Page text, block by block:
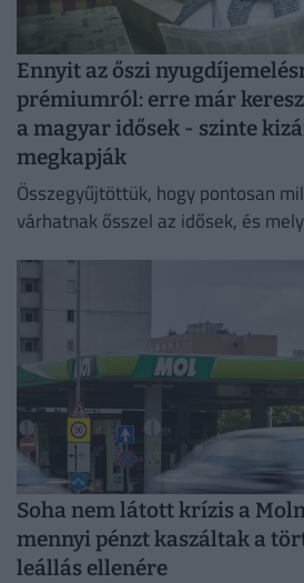
Ennyit az őszi
prémiumról: erre már
a magyar idősek - szinte
megkapják
Összegyűjtöttük, hogy pontosan
várhatnak ősszel az idősek, és
Soha nem látott krízis a
mennyi pénzt kaszáltak a
leállás ellenére